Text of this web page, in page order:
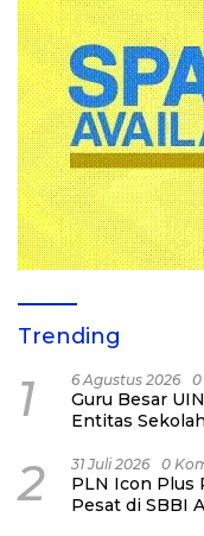
Trending
1 6 Agustus 2026
Guru Besar
Entitas
2 31 Juli 2026 0
PLN Icon Plus
Pesat di SBBI